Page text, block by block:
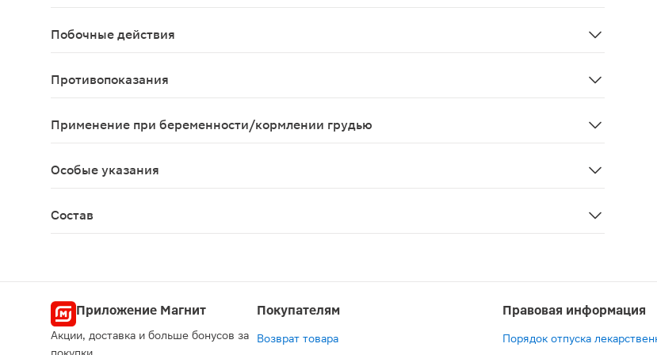
Побочные действия
Противопоказания
Применение при беременности/кормлении грудью
Особые указания
Состав
Приложение Магнит
Акции, доставка и больше бонусов за
Покупателям
Возврат товара
Правовая информация
Порядок отпуска